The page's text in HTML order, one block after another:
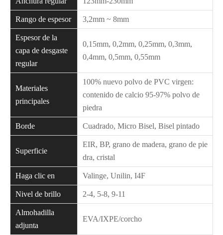
Rango de espesor 3,2mm ~ 8mm
Espesor de la
capa de desgaste
regular
0,15mm, 0,2mm, 0,25mm, 0,3mm,
0,4mm, 0,5mm, 0,55mm
Materiales
principales
100% nuevo polvo de PVC virgen:
contenido de calcio 95-97% polvo de
piedra
Borde Cuadrado, Micro Bisel, Bisel pintado
Superficie
EIR, BP, grano de madera, grano de pie
dra, cristal
Haga clic en Valinge, Unilin, I4F
Nivel de brillo 2-4, 5-8, 9-11
Almohadilla
adjunta
EVA/IXPE/corcho